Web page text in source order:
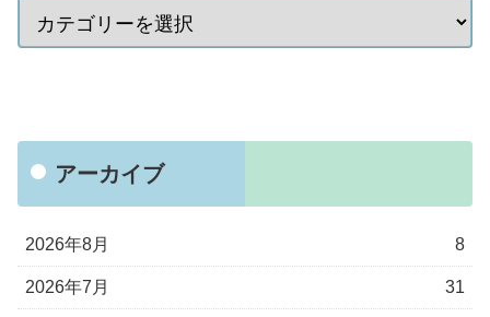
アーカイブ
2026年8月 8
2026年7月 31